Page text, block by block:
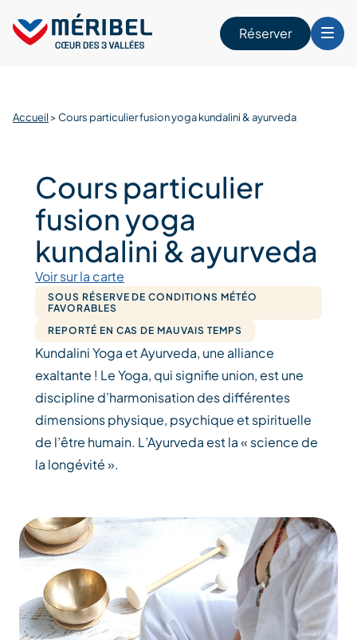
content
Réserver
Accueil >Cours particulier fusion yoga kundalini & ayurveda
Cours particulier
fusion yoga
kundalini & ayurveda
Voir sur la carte
SOUS RÉSERVE DE CONDITIONS MÉTÉO
FAVORABLES
REPORTÉ EN CAS DE MAUVAIS TEMPS
Kundalini Yoga et Ayurveda, une alliance
exaltante ! Le Yoga, qui signifie union, est une
discipline d’harmonisation des différentes
dimensions physique, psychique et spirituelle
de l’être humain. L’Ayurveda est la « science de
la longévité ».